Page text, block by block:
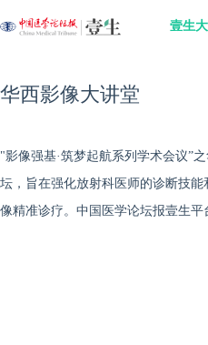
壹生
华西影像大讲堂
"影像强基·筑梦起航系列学术会议”
坛，旨在强化放射科医师的诊断技
像精准诊疗。中国医学论坛报壹生平